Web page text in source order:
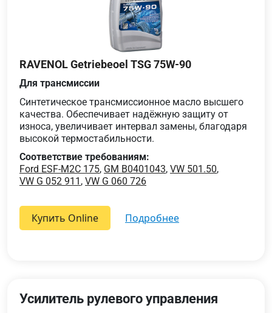
RAVENOL Getriebeoel TSG 75W-90
Для трансмиссии
Синтетическое трансмиссионное масло высшего
качества. Обеспечивает надёжную защиту от
износа, увеличивает интервал замены, благодаря
высокой термостабильности.
Соответствие требованиям:
Ford ESF-M2C 175, GM B0401043, VW 501.50,
VW G 052 911 , VW G 060 726
Купить Online подробнее
Усилитель рулевого управления